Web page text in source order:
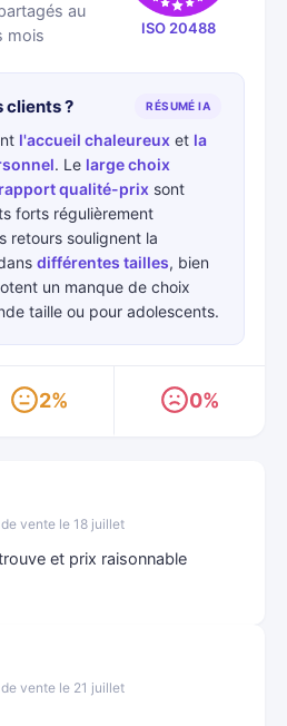
au
mois
ISO 20488
clients ? RÉSUMÉ IA
l'accueil chaleureux et la
. Le large choix
qualité-prix sont
forts régulièrement
retours soulignent la
différentes tailles, bien
un manque de choix
taille ou pour adolescents.
2% 0%
vente le 18 juillet
et prix raisonnable
vente le 21 juillet